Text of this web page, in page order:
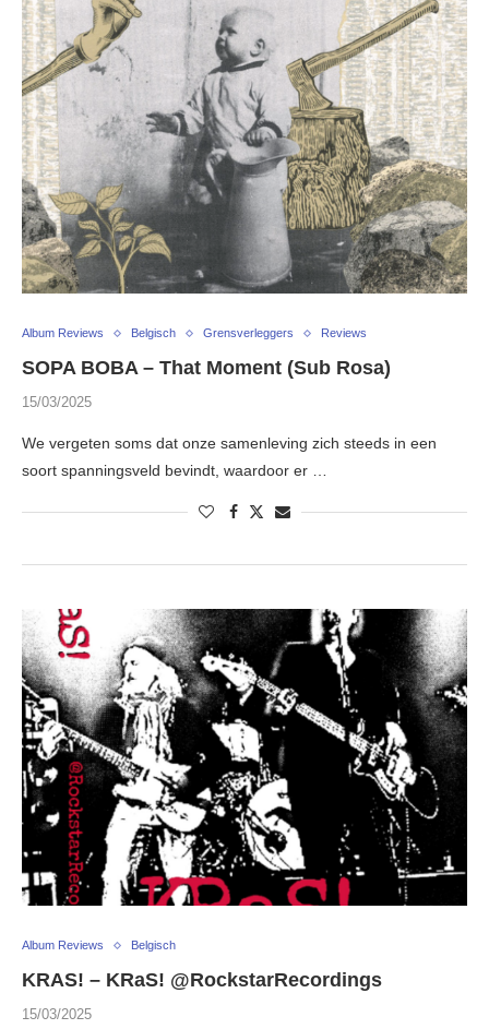
Album Reviews Belgisch Grensverleggers Reviews
SOPA BOBA – That Moment (Sub Rosa)
15/03/2025
We vergeten soms dat onze samenleving zich steeds in een
soort spanningsveld bevindt, waardoor er …
Album Reviews Belgisch
KRAS! – KRaS! @RockstarRecordings
15/03/2025